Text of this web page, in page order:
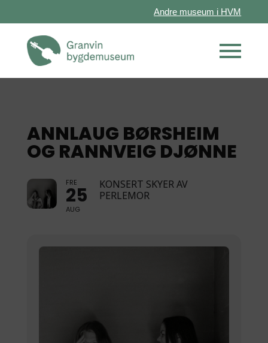
Andre museum i HVM
ANNLAUG BØRSHEIM
OG RANNVEIG DJØNNE
FRE
25
AUG
KONSERT SKYER AV
PERLEMOR